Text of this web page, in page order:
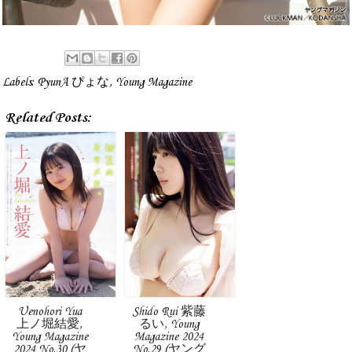
Labels: PyunA ぴょな, Young Magazine
Related Posts:
Uenohori Yua
上ノ堀結愛,
Young Magazine
Shido Rui 紫藤
るい, Young
Magazine 2024